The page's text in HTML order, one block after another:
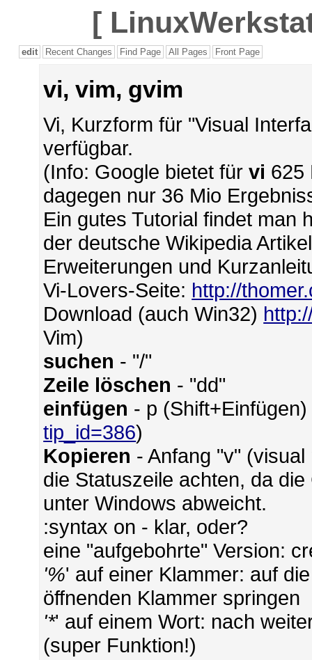
[
edit Recent Changes Find Page All Pages Front Page
vi, vim, gvim
Vi, Kurzform für "Visual
verfügbar.
(Info: Google bietet fürvi 625
dagegen nur 36 Mio
Ein gutes Tutorial findet man
der deutsche Wikipedia
Erweiterungen und
Vi-Lovers-Seite: http://
Download (auch Win32)
Vim)
suchen - "/"
Zeile löschen - "dd"
einfügen - p
tip_id=386)
Kopieren - Anfang "v"
die Statuszeile achten, da
unter Windows abweicht.
:syntax on - klar, oder?
eine "aufgebohrte" Version:
'%' auf einer Klammer: auf
öffnenden Klammer springen
'*' auf einem Wort: nach
(super Funktion!)